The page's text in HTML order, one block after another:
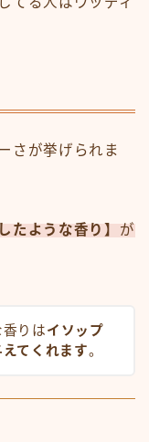
さが挙げられま
たような香り】 が
りはイソップ
てくれます。